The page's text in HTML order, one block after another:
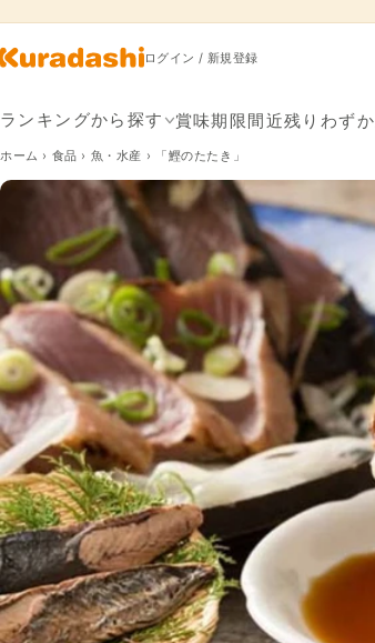
ログイン / 新規登録
ランキングから探す 賞味期限間近残りわずか
ホーム › 食品 › 魚・水産 › 「鰹のたたき」